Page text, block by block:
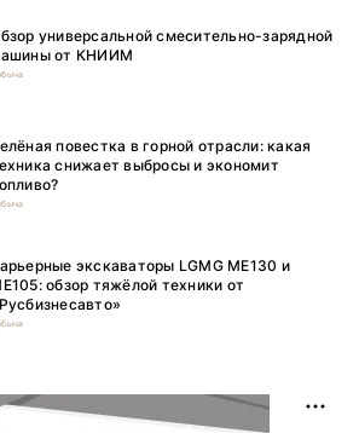
универсальной смесительно-зарядной
от КНИИМ
повестка в горной отрасли: какая
снижает выбросы и экономит
экскаваторы LGMG ME130 и
обзор тяжёлой техники от